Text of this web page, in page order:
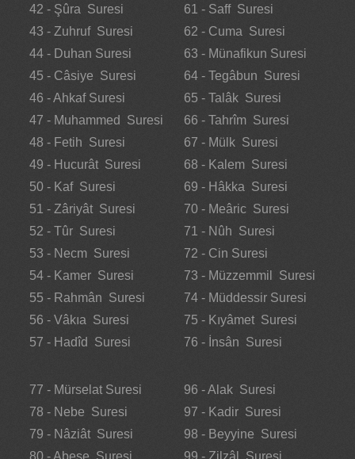
42 - Şûra Suresi
43 - Zuhruf Suresi
44 - Duhan Suresi
45 - Câsiye Suresi
46 - Ahkaf Suresi
47 - Muhammed Suresi
48 - Fetih Suresi
49 - Hucurât Suresi
50 - Kaf Suresi
51 - Zâriyât Suresi
52 - Tûr Suresi
53 - Necm Suresi
54 - Kamer Suresi
55 - Rahmân Suresi
56 - Vâkıa Suresi
57 - Hadîd Suresi
61 - Saff Suresi
62 - Cuma Suresi
63 - Münafikun Suresi
64 - Tegâbun Suresi
65 - Talâk Suresi
66 - Tahrîm Suresi
67 - Mülk Suresi
68 - Kalem Suresi
69 - Hâkka Suresi
70 - Meâric Suresi
71 - Nûh Suresi
72 - Cin Suresi
73 - Müzzemmil Suresi
74 - Müddessir Suresi
75 - Kıyâmet Suresi
76 - İnsân Suresi
77 - Mürselat Suresi
78 - Nebe Suresi
79 - Nâziât Suresi
80 - Abese Suresi
96 - Alak Suresi
97 - Kadir Suresi
98 - Beyyine Suresi
99 - Zilzâl Suresi